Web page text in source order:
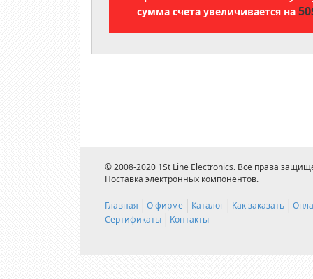
сумма счета увеличивается на
© 2008-2020 1St Line Electronics. Все права
Поставка электронных компонентов.
Главная О фирме Каталог Как заказать
Сертификаты
Контакты